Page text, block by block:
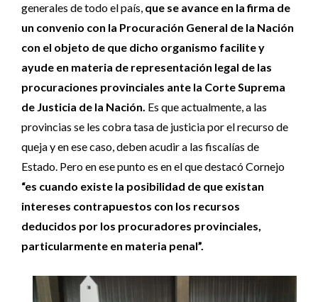
generales de todo el país, que se avance en la firma de
un convenio con la Procuración General de la Nación
con el objeto de que dicho organismo facilite y
ayude en materia de representación legal de las
procuraciones provinciales ante la Corte Suprema
de Justicia de la Nación. Es que actualmente, a las
provincias se les cobra tasa de justicia por el recurso de
queja y en ese caso, deben acudir a las fiscalías de
Estado. Pero en ese punto es en el que destacó Cornejo
“es cuando existe la posibilidad de que existan
intereses contrapuestos con los recursos
deducidos por los procuradores provinciales,
particularmente en materia penal”.